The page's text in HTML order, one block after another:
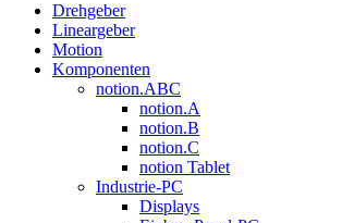
Drehgeber
Lineargeber
Motion
Komponenten
notion.ABC
notion.A
notion.B
notion.C
notion Tablet
Industrie-PC
Displays